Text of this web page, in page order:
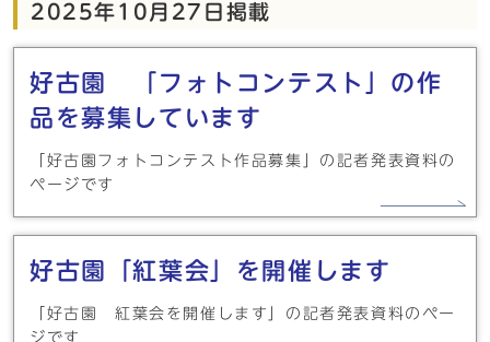
2025年10月27日掲載
好古園 「フォトコンテスト」の作
品を募集しています
「好古園フォトコンテスト作品募集」の記者発表資料の
ページです
好古園「紅葉会」を開催します
「好古園 紅葉会を開催します」の記者発表資料のペー
ジです